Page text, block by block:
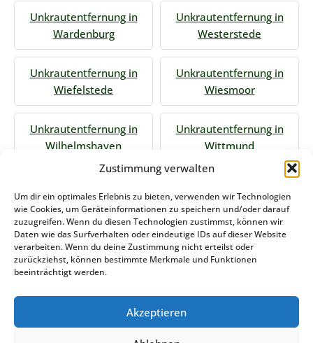
Zustimmung verwalten
Um dir ein optimales Erlebnis zu bieten, verwenden wir Technologien
wie Cookies, um Geräteinformationen zu speichern und/oder darauf
zuzugreifen. Wenn du diesen Technologien zustimmst, können wir
Daten wie das Surfverhalten oder eindeutige IDs auf dieser Website
verarbeiten. Wenn du deine Zustimmung nicht erteilst oder
zurückziehst, können bestimmte Merkmale und Funktionen
beeinträchtigt werden.
Akzeptieren
Unkrautentfernung in
Wardenburg
Unkrautentfernung in
Westerstede
Unkrautentfernung in
Wiefelstede
Unkrautentfernung in
Wiesmoor
Unkrautentfernung in
Wilhelmshaven
Unkrautentfernung in
Wittmund
Jetzt Anfrage stellen
Zum Formular
Das könnte Sie auch interessieren